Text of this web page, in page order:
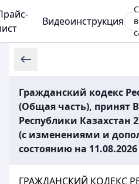
Видеоинструкция
Гражданский кодекс
(Общая часть), принят
Республики Казахстан
(с изменениями и
состоянию на 11.08.2026
ГРАЖДАНСКИЙ КОДЕКС